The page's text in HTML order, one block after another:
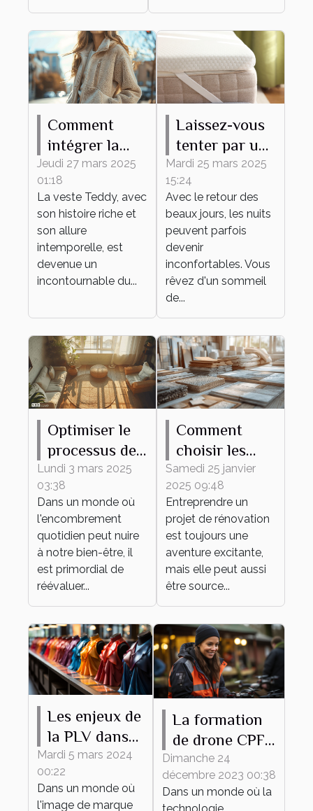
Comment
intégrer la
veste Teddy
dans des
tenues
quotidiennes
Jeudi 27 mars 2025
01:18
La veste Teddy, avec
son histoire riche et
son allure
intemporelle, est
devenue un
incontournable du...
Laissez-vous
tenter par un
surmatelas en
laine mérinos,
même en été !
Mardi 25 mars 2025
15:24
Avec le retour des
beaux jours, les nuits
peuvent parfois
devenir
inconfortables. Vous
rêvez d'un sommeil
de...
Optimiser le
processus de
débarras pour
un espace
épuré et
fonctionnel
Lundi 3 mars 2025
03:38
Dans un monde où
l'encombrement
quotidien peut nuire
à notre bien-être, il
est primordial de
réévaluer...
Comment
choisir les
meilleurs
matériaux
pour votre
projet de
rénovation
Samedi 25 janvier
2025 09:48
Entreprendre un
projet de rénovation
est toujours une
aventure excitante,
mais elle peut aussi
être source...
Les enjeux de
la PLV dans
le secteur de
la mode
Mardi 5 mars 2024
00:22
Dans un monde où
l'image de marque
La formation
de drone CPF
comme outil
de
développement
Dimanche 24
décembre 2023 00:38
Dans un monde où la